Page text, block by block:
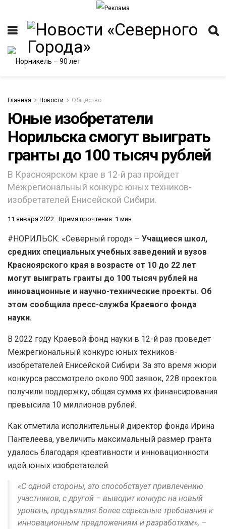
Главная Новости Общество
Юные изобретатели
Норильска смогут выиграть
гранты до 100 тысяч рублей
В Красноярском крае в 12-й раз пройдет
Межрегиональный конкурс юных техников-
изобретателей Енисейской Сибири.
11 января 2022 Время прочтения: 1 мин.
#НОРИЛЬСК. «Северный город» – Учащиеся школ,
средних специальных учебных заведений и вузов
Красноярского края в возрасте от 10 до 22 лет
могут выиграть гранты до 100 тысяч рублей на
инновационные и научно-технические проекты. Об
этом сообщила пресс-служба Краевого фонда
науки.
В 2022 году Краевой фонд науки в 12-й раз проведет
Межрегиональный конкурс юных техников-
изобретателей Енисейской Сибири. За это время жюри
конкурса рассмотрело около 900 заявок, 228 проектов
получили поддержку, общая сумма их финансирования
превысила 10 миллионов рублей.
Как отметила исполнительный директор фонда Ирина
Пантелеева, увеличить максимальный размер гранта
удалось благодаря креативности и инновационности
идей юных изобретателей.
«С одной стороны, это способствует привлечению
участников, с другой – выводит конкурс на новый
уровень, предъявляя более серьезные требования к
инновационным предложениям и разработкам», –